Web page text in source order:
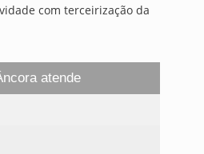
com terceirização da
atende